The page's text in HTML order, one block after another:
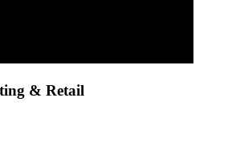
& Retail